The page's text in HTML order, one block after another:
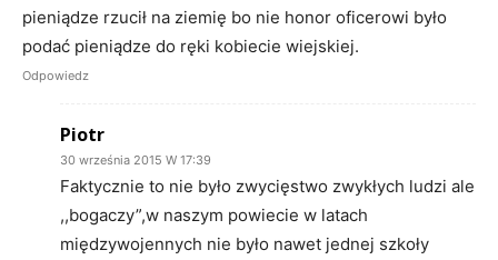
pieniądze rzucił na ziemię bo nie honor oficerowi było
podać pieniądze do ręki kobiecie wiejskiej.
Odpowiedz
Piotr
30 września 2015 W 17:39
Faktycznie to nie było zwycięstwo zwykłych ludzi ale
,,bogaczy”,w naszym powiecie w latach
międzywojennych nie było nawet jednej szkoły